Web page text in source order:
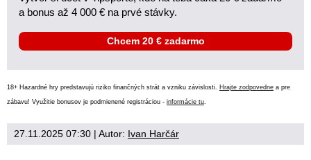
a bonus až 4 000 € na prvé stávky.
Chcem 20 € zadarmo
18+ Hazardné hry predstavujú riziko finančných strát a vzniku závislosti. Hrajte zodpovedne a pre
zábavu! Využitie bonusov je podmienené registráciou - informácie tu
27.11.2025 07:30 | Autor: Ivan Harčár